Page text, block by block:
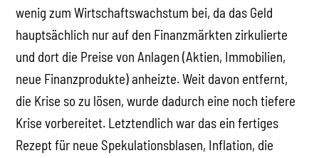
wenig zum Wirtschaftswachstum bei, da das Geld
hauptsächlich nur auf den Finanzmärkten zirkulierte
und dort die Preise von Anlagen (Aktien, Immobilien,
neue Finanzprodukte) anheizte. Weit davon entfernt,
die Krise so zu lösen, wurde dadurch eine noch tiefere
Krise vorbereitet. Letztendlich war das ein fertiges
Rezept für neue Spekulationsblasen, Inflation, die